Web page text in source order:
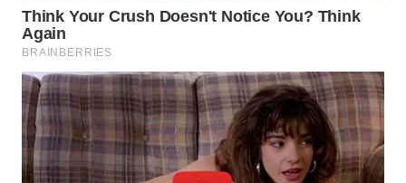
WAHANA
DESA
WISATA
LAPAK
WAHANA
Wahana
Network